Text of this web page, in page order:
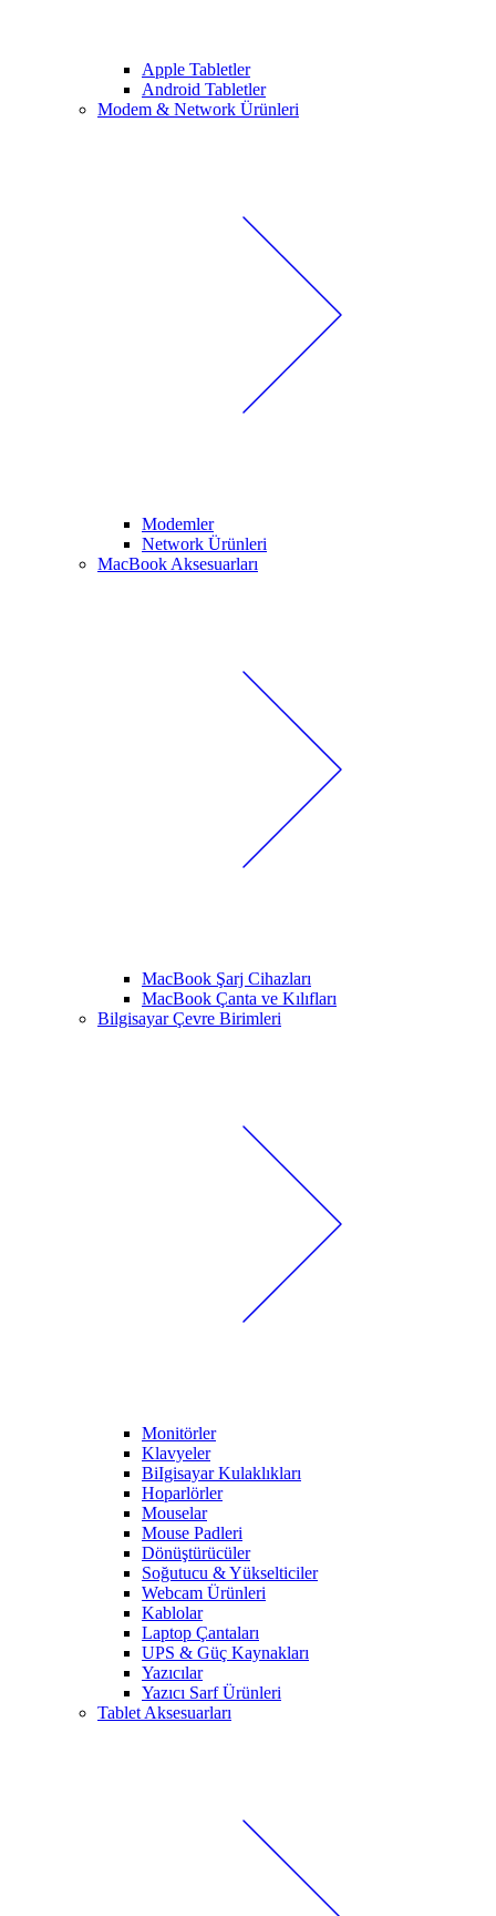
Apple Tabletler
Android Tabletler
Modem & Network Ürünleri
Modemler
Network Ürünleri
MacBook Aksesuarları
MacBook Şarj Cihazları
MacBook Çanta ve Kılıfları
Bilgisayar Çevre Birimleri
Monitörler
Klavyeler
BiIgisayar Kulaklıkları
Hoparlörler
Mouselar
Mouse Padleri
Dönüştürücüler
Soğutucu & Yükselticiler
Webcam Ürünleri
Kablolar
Laptop Çantaları
UPS & Güç Kaynakları
Yazıcılar
Yazıcı Sarf Ürünleri
Tablet Aksesuarları